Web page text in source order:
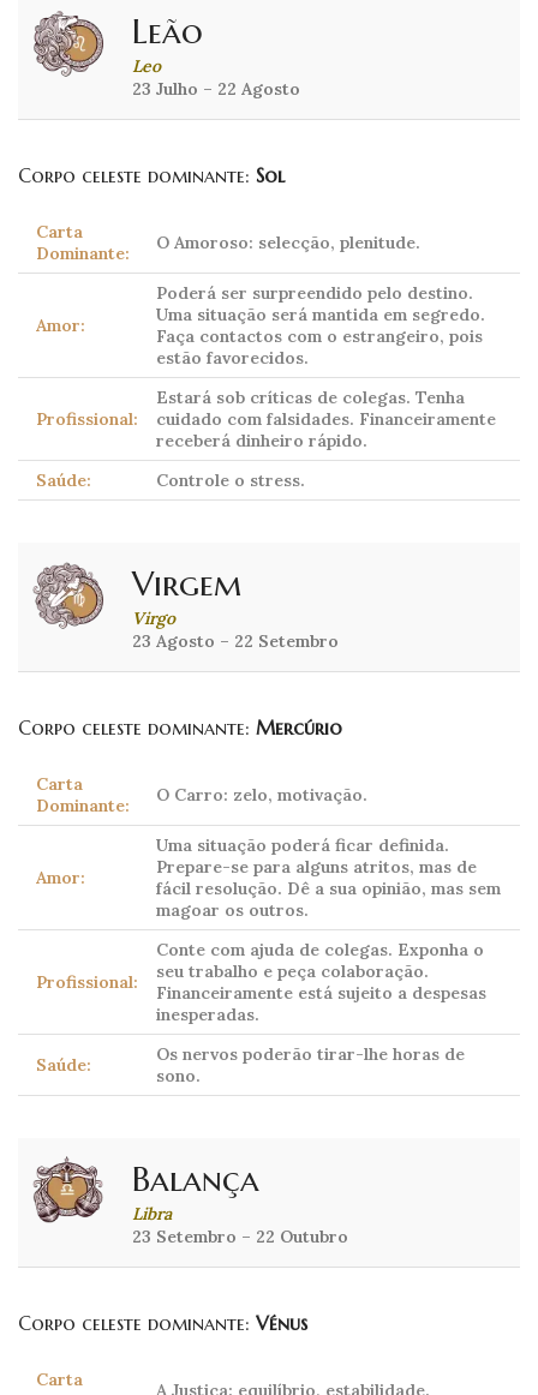
Leão
Leo
23 Julho – 22 Agosto
Corpo celeste dominante: Sol
Carta
Dominante:
O Amoroso: selecção, plenitude.
Amor:
Poderá ser surpreendido pelo destino.
Uma situação será mantida em segredo.
Faça contactos com o estrangeiro, pois
estão favorecidos.
Profissional:
Estará sob críticas de colegas. Tenha
cuidado com falsidades. Financeiramente
receberá dinheiro rápido.
Saúde:
Controle o stress.
Virgem
Virgo
23 Agosto – 22 Setembro
Corpo celeste dominante: Mercúrio
Carta
Dominante:
O Carro: zelo, motivação.
Amor:
Uma situação poderá ficar definida.
Prepare-se para alguns atritos, mas de
fácil resolução. Dê a sua opinião, mas sem
magoar os outros.
Profissional:
Conte com ajuda de colegas. Exponha o
seu trabalho e peça colaboração.
Financeiramente está sujeito a despesas
inesperadas.
Saúde:
Os nervos poderão tirar-lhe horas de
sono.
Balança
Libra
23 Setembro – 22 Outubro
Corpo celeste dominante: Vénus
Carta
A Justiça: equilíbrio, estabilidade.